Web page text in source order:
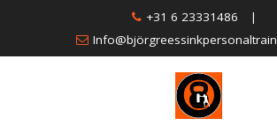
content
+31 6 23331486
|